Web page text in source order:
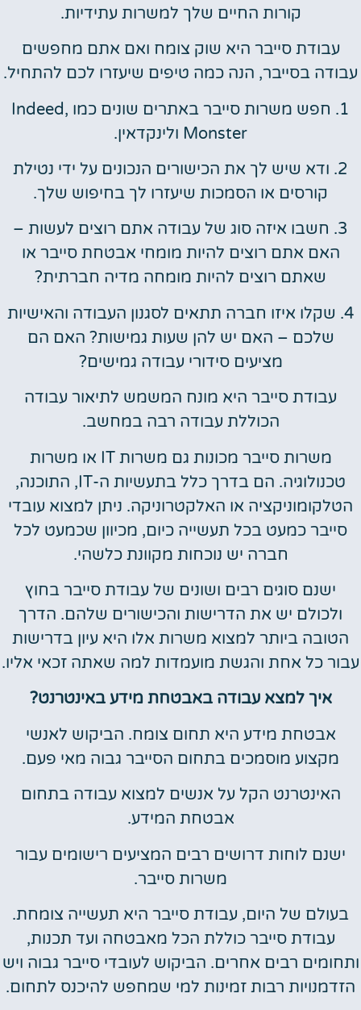
קורות החיים שלך למשרות עתידיות.
עבודת סייבר היא שוק צומח ואם אתם מחפשים
עבודה בסייבר, הנה כמה טיפים שיעזרו לכם להתחיל.
1. חפש משרות סייבר באתרים שונים כמו Indeed,
Monster ולינקדאין.
2. ודא שיש לך את הכישורים הנכונים על ידי נטילת
קורסים או הסמכות שיעזרו לך בחיפוש שלך.
3. חשבו איזה סוג של עבודה אתם רוצים לעשות –
האם אתם רוצים להיות מומחי אבטחת סייבר או
שאתם רוצים להיות מומחה מדיה חברתית?
4. שקלו איזו חברה תתאים לסגנון העבודה והאישיות
שלכם – האם יש להן שעות גמישות? האם הם
מציעים סידורי עבודה גמישים?
עבודת סייבר היא מונח המשמש לתיאור עבודה
הכוללת עבודה רבה במחשב.
משרות סייבר מכונות גם משרות IT או משרות
טכנולוגיה. הם בדרך כלל בתעשיות ה-IT, התוכנה,
הטלקומוניקציה או האלקטרוניקה. ניתן למצוא עובדי
סייבר כמעט בכל תעשייה כיום, מכיוון שכמעט לכל
חברה יש נוכחות מקוונת כלשהי.
ישנם סוגים רבים ושונים של עבודת סייבר בחוץ
ולכולם יש את הדרישות והכישורים שלהם. הדרך
הטובה ביותר למצוא משרות אלו היא עיון בדרישות
עבור כל אחת והגשת מועמדות למה שאתה זכאי אליו.
איך למצא עבודה באבטחת מידע באינטרנט?
אבטחת מידע היא תחום צומח. הביקוש לאנשי
מקצוע מוסמכים בתחום הסייבר גבוה מאי פעם.
האינטרנט הקל על אנשים למצוא עבודה בתחום
אבטחת המידע.
ישנם לוחות דרושים רבים המציעים רישומים עבור
משרות סייבר.
בעולם של היום, עבודת סייבר היא תעשייה צומחת.
עבודת סייבר כוללת הכל מאבטחה ועד תכנות,
ותחומים רבים אחרים. הביקוש לעובדי סייבר גבוה ויש
הזדמנויות רבות זמינות למי שמחפש להיכנס לתחום.